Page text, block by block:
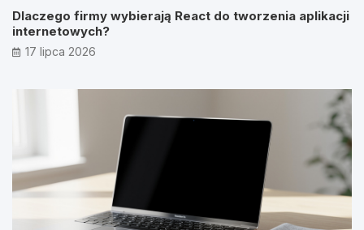
Dlaczego firmy wybierają React do tworzenia aplikacji
internetowych?
17 lipca 2026